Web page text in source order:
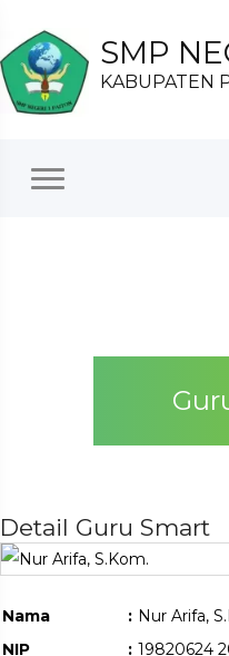
SMP
KABUPATEN
Detail Guru Smart
Nama : Nur Arifa,
NIP
: 19820624